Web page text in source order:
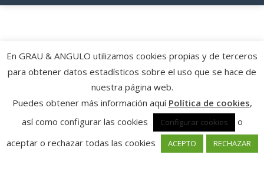
En GRAU & ANGULO utilizamos cookies propias y de terceros
para obtener datos estadísticos sobre el uso que se hace de
nuestra página web.
Puedes obtener más información aquí Política de cookies,
así como configurar las cookies
Configurar cookies
o
aceptar o rechazar todas las cookies
ACEPTO RECHAZAR